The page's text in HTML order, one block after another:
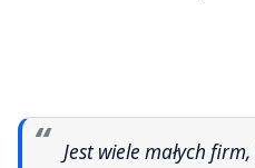
Jest wiele małych firm, które mają świetne